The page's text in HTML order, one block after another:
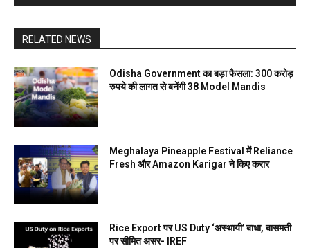
RELATED NEWS
Odisha Government का बड़ा फैसला: 300 करोड़
रुपये की लागत से बनेंगी 38 Model Mandis
Meghalaya Pineapple Festival में Reliance
Fresh और Amazon Karigar ने किए करार
Rice Export पर US Duty ‘अस्थायी’ बाधा, बासमती
पर सीमित असर- IREF